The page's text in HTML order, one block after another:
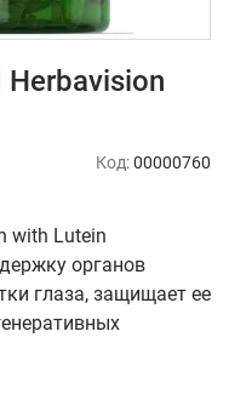
Herbavision
Код:00000760
with Lutein
органов
глаза, защищает ее